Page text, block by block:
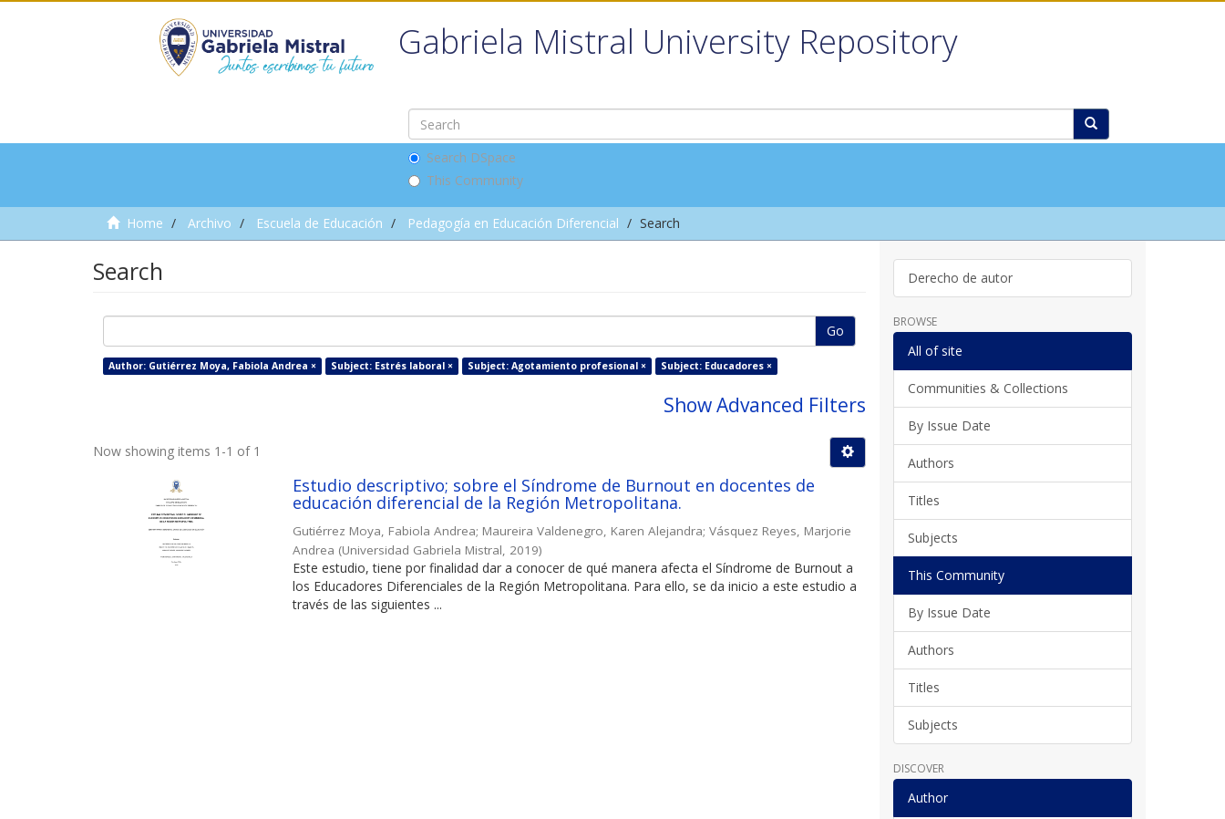
Gabriela Mistral University Repository
Search DSpace
This Community
Home Archivo Escuela de Educación Pedagogía en Educación Diferencial Search
Search
Go
Author: Gutiérrez Moya, Fabiola Andrea × Subject: Estrés laboral × Subject: Agotamiento profesional × Subject: Educadores ×
Show Advanced Filters
Now showing items 1-1 of 1
Estudio descriptivo; sobre el Síndrome de Burnout en docentes de
educación diferencial de la Región Metropolitana.
Gutiérrez Moya, Fabiola Andrea; Maureira Valdenegro, Karen Alejandra;Vásquez Reyes, Marjorie
Andrea (Universidad Gabriela Mistral 2019)
Este estudio, tiene por finalidad dar a conocer de qué manera afecta el Síndrome de Burnout a
los Educadores Diferenciales de la Región Metropolitana. Para ello, se da inicio a este estudio a
través de las siguientes ...
Derecho de autor
BROWSE
All of site
Communities & Collections
By Issue Date
Authors
Titles
Subjects
This Community
By Issue Date
Authors
Titles
Subjects
DISCOVER
Author